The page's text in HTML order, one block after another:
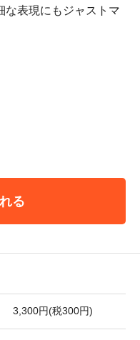
な表現にもジャストマ
る
3,300円(税300円)